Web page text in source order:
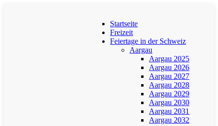
Startseite
Freizeit
Feiertage in der Schweiz
Aargau
Aargau 2025
Aargau 2026
Aargau 2027
Aargau 2028
Aargau 2029
Aargau 2030
Aargau 2031
Aargau 2032